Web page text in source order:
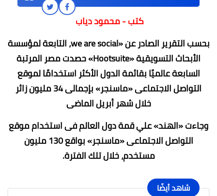
كتب - محمود دياب
بحسب التقرير الصادر عن «we are social، التابعة لمؤسسة
الأبحاث التسويقية «Hootsuite» حصدت مصر المرتبة
السابعة عالميًا بقائمة الدول الأكثر استخدامًا لموقع
التواصل الاجتماعى «ماسنجر» بإجمالى 34 مليون زائر
خلال شهر أبريل الماضى
وجاءت «الهند» علي قمة دول العالم فى استخدام موقع
التواصل الاجتماعى «ماسنجر» بواقع 130 مليون
مستخدم، خلال تلك الفترة.
شاهد أيضًا